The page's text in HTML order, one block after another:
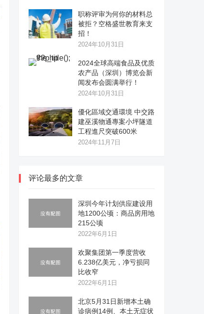
职称评审为何你的材料总
被拒？空格盛世教育来支
招！
2024年10月31日
2024全球高端食品及优质
农产品（深圳）博览会新
闻发布会圆满举行！
2024年10月31日
優化區域交通環境 中交路
建巫溪物通專案小坪隧道
工程進尺突破600米
2024年11月7日
评论最多的文章
深圳今年计划供应建设用
地1200公顷：商品房用地
215公顷
2022年6月1日
欢聚集团第一季度营收
6.238亿美元，净亏损同
比收窄
2022年6月1日
北京5月31日新增本土确
诊病例14例、本土无症状